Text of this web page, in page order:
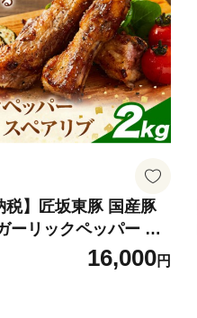
税】匠坂東豚 国産豚
ーリックペッパー 味
パック) 株式会社坂
ブッチャーズ《30日
16,000円